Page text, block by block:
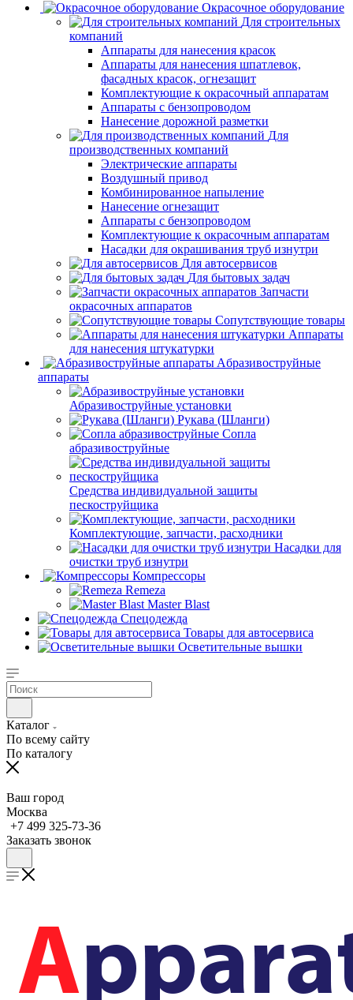
Окрасочное оборудование
Для строительных
компаний
Аппараты для нанесения красок
Аппараты для нанесения шпатлевок,
фасадных красок, огнезащит
Комплектующие к окрасочный аппаратам
Аппараты с бензопроводом
Нанесение дорожной разметки
Для
производственных компаний
Электрические аппараты
Воздушный привод
Комбинированное напыление
Нанесение огнезащит
Аппараты с бензопроводом
Комплектующие к окрасочным аппаратам
Насадки для окрашивания труб изнутри
Для автосервисов
Для бытовых задач
Запчасти
окрасочных аппаратов
Сопутствующие товары
Аппараты
для нанесения штукатурки
Aбразивоструйные
аппараты
Абразивоструйные установки
Рукава (Шланги)
Сопла
абразивоструйные
Средства индивидуальной защиты
пескоструйщика
Комплектующие, запчасти, расходники
Насадки для
очистки труб изнутри
Компрессоры
Remeza
Master Blast
Спецодежда
Товары для автосервиса
Осветительные вышки
Каталог
По всему сайту
По каталогу
Ваш город
Москва
+7 499 325-73-36
Заказать звонок